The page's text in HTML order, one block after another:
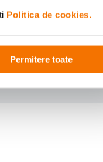
Politica de cookies.
Permitere toate
B